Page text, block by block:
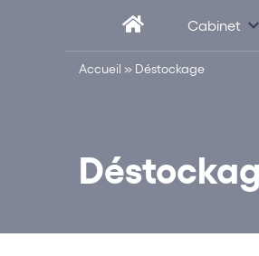
Cabinet
Accueil » Déstockage